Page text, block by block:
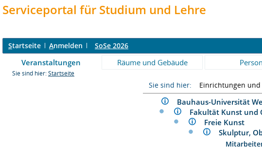
Serviceportal für Studium und Lehre
Startseite Anmelden SoSe 2026
Veranstaltungen Räume und Gebäude
Sie sind hier: Startseite
Sie sind hier: Einrichtungen und
Bauhaus-Universität
Fakultät Kunst
Freie Kunst
Skulptur,